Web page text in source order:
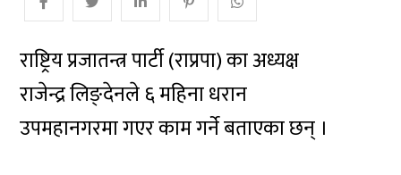
राष्ट्रिय प्रजातन्त्र पार्टी (राप्रपा) का अध्यक्ष
राजेन्द्र लिङ्देनले ६ महिना धरान
उपमहानगरमा गएर काम गर्ने बताएका छन् ।